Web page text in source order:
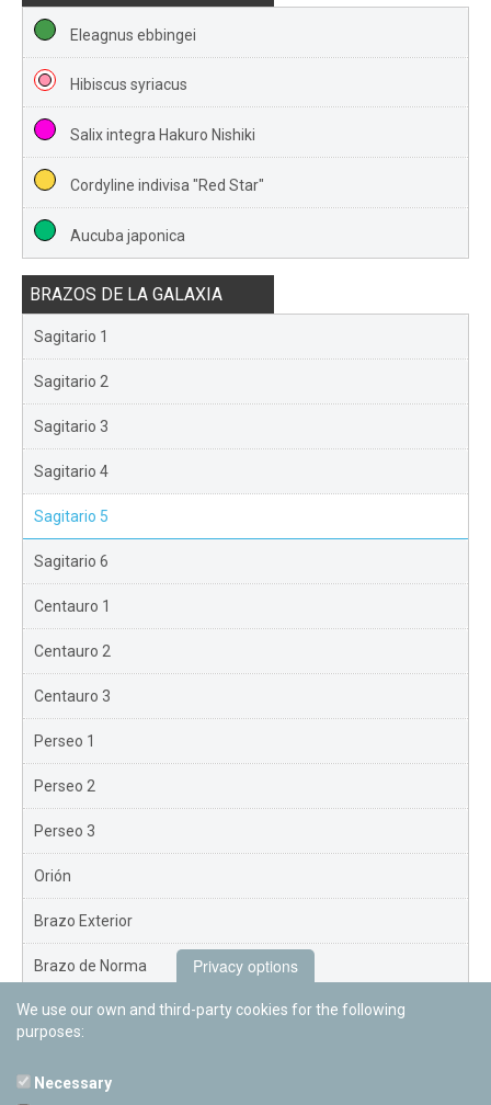
Eleagnus ebbingei
Hibiscus syriacus
Salix integra Hakuro Nishiki
Cordyline indivisa "Red Star"
Aucuba japonica
BRAZOS DE LA GALAXIA
Sagitario 1
Sagitario 2
Sagitario 3
Sagitario 4
Sagitario 5
Sagitario 6
Centauro 1
Centauro 2
Centauro 3
Perseo 1
Perseo 2
Perseo 3
Orión
Brazo Exterior
Brazo de Norma
Nuevo Exterior
Privacy options
We use our own and third-party cookies for the following
purposes:
Necessary